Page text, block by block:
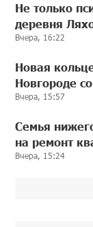
Не только
деревня
Вчера, 16:22
Новая
Новгороде
Вчера, 15:57
Семья
на ремонт
Вчера, 15:24